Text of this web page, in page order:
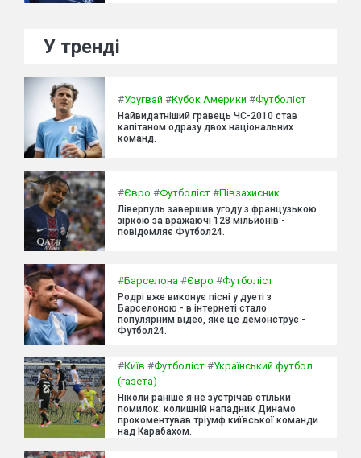
У тренді
#Уругвай #Кубок Америки #Футболіст
Найвидатніший гравець ЧС-2010 став
капітаном одразу двох національних
команд.
#Євро #Футболіст #Півзахисник
Ліверпуль завершив угоду з французькою
зіркою за вражаючі 128 мільйонів -
повідомляє Футбол24.
#Барселона #Євро #Футболіст
Родрі вже виконує пісні у дуеті з
Барселоною - в інтернеті стало
популярним відео, яке це демонструє -
Футбол24.
#Київ #Футболіст #Український футбол
(газета)
Ніколи раніше я не зустрічав стільки
помилок: колишній нападник Динамо
прокоментував тріумф київської команди
над Карабахом.